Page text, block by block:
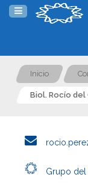
Inicio
Biol. Rocío del
Grupo del